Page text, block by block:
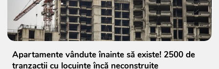
Apartamente vândute înainte să existe! 2500 de
tranzacții cu locuințe încă neconstruite